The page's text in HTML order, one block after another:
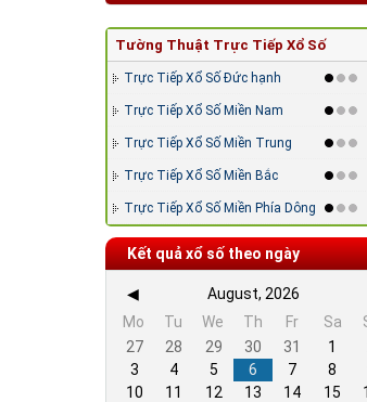
Tường Thuật Trực Tiếp Xổ Số
Trực Tiếp Xổ Số Đức hạnh
Trực Tiếp Xổ Số Miền Nam
Trực Tiếp Xổ Số Miền Trung
Trực Tiếp Xổ Số Miền Bắc
Trực Tiếp Xổ Số Miền Phía Dông
Kết quả xổ số theo ngày
◀ August, 2026
Mo
Tu We Th Fr Sa
27
28 29 30 31 1
3
4 5 6 7 8
10
11 12 13 14 15